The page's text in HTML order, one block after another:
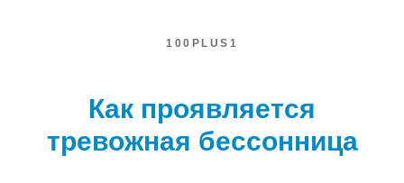
100PLUS1
Как проявляется
тревожная бессонница